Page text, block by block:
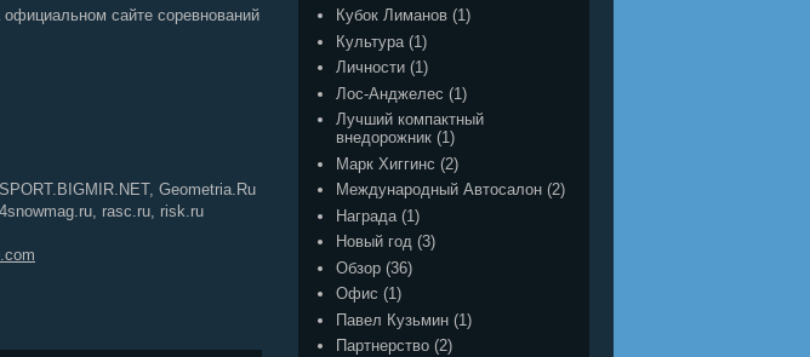
официальном сайте соревнований
Geometria.Ru
rasc.ru, risk.ru
Кубок Лиманов (1)
Культура (1)
Личности (1)
Лос-Анджелес (1)
Лучший компактный
внедорожник (1)
Марк Хиггинс (2)
Международный Автосалон (2)
Награда (1)
Новый год (3)
Обзор (36)
Офис (1)
Павел Кузьмин (1)
Партнерство (2)